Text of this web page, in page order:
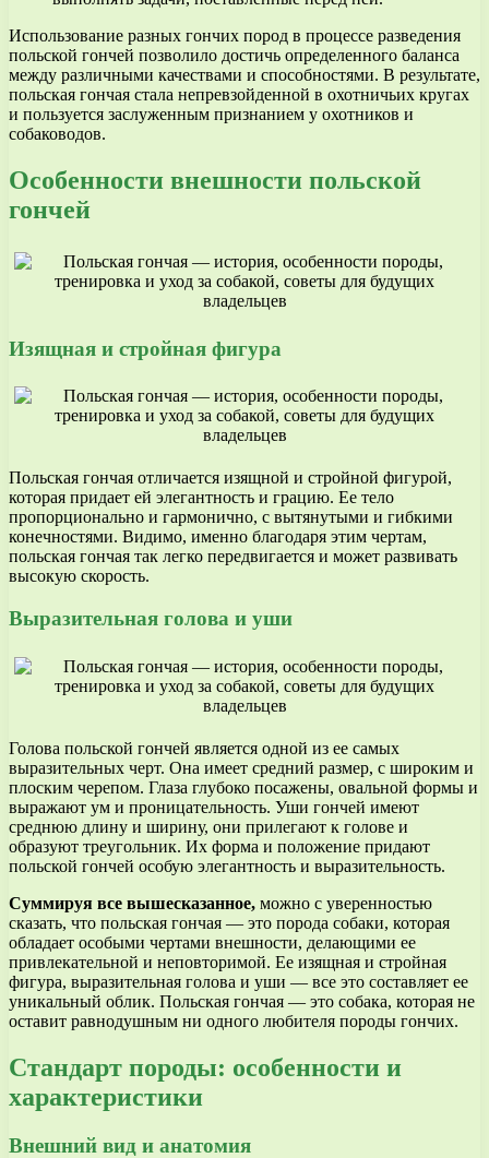
Использование разных гончих пород в процессе разведения
польской гончей позволило достичь определенного баланса
между различными качествами и способностями. В результате,
польская гончая стала непревзойденной в охотничьих кругах
и пользуется заслуженным признанием у охотников и
собаководов.
Особенности внешности польской
гончей
Изящная и стройная фигура
Польская гончая отличается изящной и стройной фигурой,
которая придает ей элегантность и грацию. Ее тело
пропорционально и гармонично, с вытянутыми и гибкими
конечностями. Видимо, именно благодаря этим чертам,
польская гончая так легко передвигается и может развивать
высокую скорость.
Выразительная голова и уши
Голова польской гончей является одной из ее самых
выразительных черт. Она имеет средний размер, с широким и
плоским черепом. Глаза глубоко посажены, овальной формы и
выражают ум и проницательность. Уши гончей имеют
среднюю длину и ширину, они прилегают к голове и
образуют треугольник. Их форма и положение придают
польской гончей особую элегантность и выразительность.
Суммируя все вышесказанное, можно с уверенностью
сказать, что польская гончая — это порода собаки, которая
обладает особыми чертами внешности, делающими ее
привлекательной и неповторимой. Ее изящная и стройная
фигура, выразительная голова и уши — все это составляет ее
уникальный облик. Польская гончая — это собака, которая не
оставит равнодушным ни одного любителя породы гончих.
Стандарт породы: особенности и
характеристики
Внешний вид и анатомия